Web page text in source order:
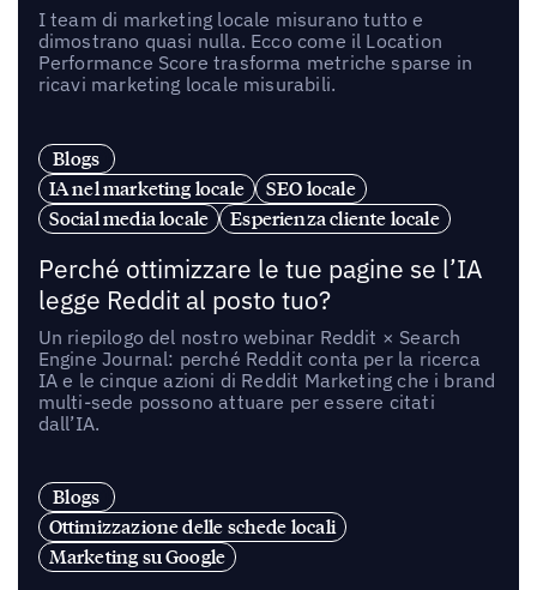
I team di marketing locale misurano tutto e
dimostrano quasi nulla. Ecco come il Location
Performance Score trasforma metriche sparse in
ricavi marketing locale misurabili.
Blogs
IA nel marketing locale
SEO locale
Social media locale
Esperienza cliente locale
Perché ottimizzare le tue pagine se l’IA
legge Reddit al posto tuo?
Un riepilogo del nostro webinar Reddit × Search
Engine Journal: perché Reddit conta per la ricerca
IA e le cinque azioni di Reddit Marketing che i brand
multi-sede possono attuare per essere citati
dall’IA.
Blogs
Ottimizzazione delle schede locali
Marketing su Google